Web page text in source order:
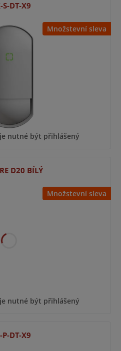
Množstevní sleva
S-DT-X9
nutné být přihlášený
Množstevní sleva
D20 BÍLÝ
nutné být přihlášený
P-DT-X9